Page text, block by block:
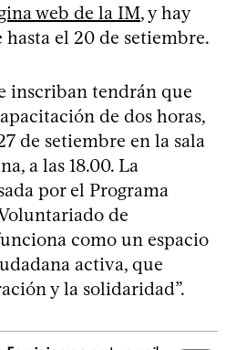
web de la IM, y hay
el 20 de setiembre.
inscriban tendrán que
de dos horas,
de setiembre en la sala
a las 18.00. La
por el Programa
de
como un espacio
activa, que
y la solidaridad”.